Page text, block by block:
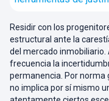
Residir con los
estructural ante la
del mercado
frecuencia la
permanencia. Por norma
no implica por sí mismo